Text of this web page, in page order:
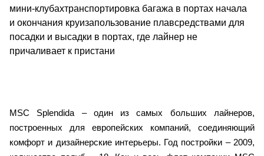
MSC Splendida – один из самых больших лайнеров,
построенных для европейских компаний, соединяющий
комфорт и дизайнерские интерьеры. Год постройки – 2009,
мини-клубахтранспортировка багажа в портах начала
и окончания круизапользование плавсредствами для
посадки и высадки в портах, где лайнер не
причаливает к пристани